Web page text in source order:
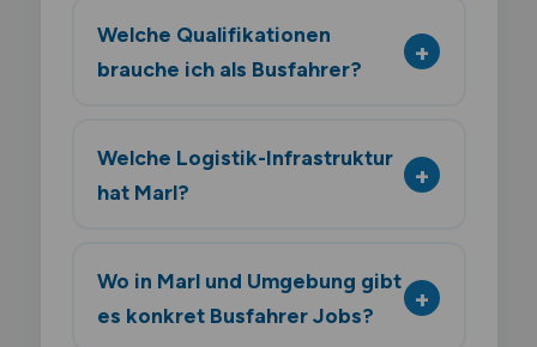
Welche Qualifikationen
brauche ich als Busfahrer?
Welche Logistik-Infrastruktur
hat Marl?
Wo in Marl und Umgebung gibt
es konkret Busfahrer Jobs?